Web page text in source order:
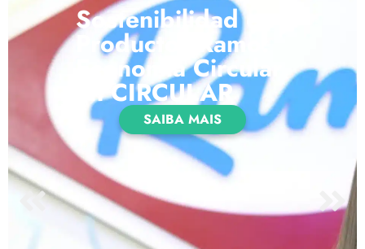
Sostenibilidad en
Productos Ramo:
Economía Circular
en CIRCULAR
SAIBA MAIS